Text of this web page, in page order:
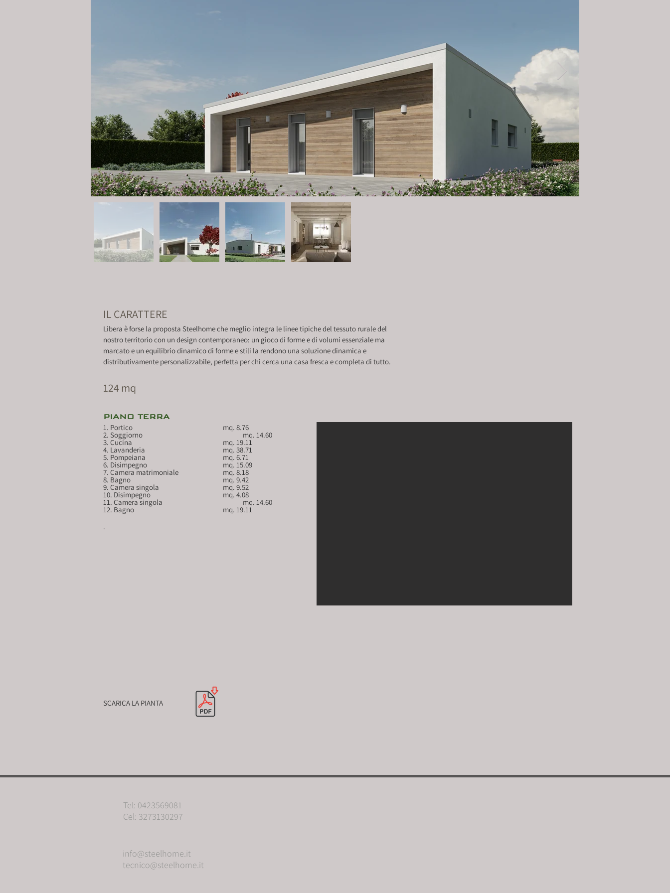
IL CARATTERE
Libera è forse la proposta Steelhome che meglio integra le linee tipiche del tessuto rurale del
nostro territorio con un design contemporaneo: un gioco di forme e di volumi essenziale ma
marcato e un equilibrio dinamico di forme e stili la rendono una soluzione dinamica e
distributivamente personalizzabile, perfetta per chi cerca una casa fresca e completa di tutto.
124 mq
PIANO TERRA
1. Portico					mq. 8.76
2. Soggiorno					mq. 14.60
3. Cucina					mq. 19.11
4. Lavanderia				mq. 38.71
5. Pompeiana				mq. 6.71
6. Disimpegno				mq. 15.09
7. Camera matrimoniale			mq. 8.18
8. Bagno					mq. 9.42
9. Camera singola				mq. 9.52
10. Disimpegno				mq. 4.08
11. Camera singola				mq. 14.60
12. Bagno					mq. 19.11
.
SCARICA LA PIANTA
Tel: 0423569081
Cel: 3273130297
info@steelhome.it
tecnico@steelhome.it